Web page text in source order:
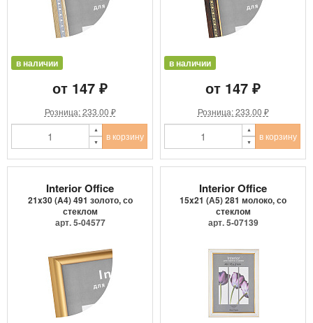
в наличии
от 147 ₽
Розница: 233.00 ₽
в корзину
в наличии
от 147 ₽
Розница: 233.00 ₽
в корзину
Interior Office
21x30 (A4) 491 золото, со
стеклом
арт. 5-04577
Interior Office
15x21 (А5) 281 молоко, со
стеклом
арт. 5-07139